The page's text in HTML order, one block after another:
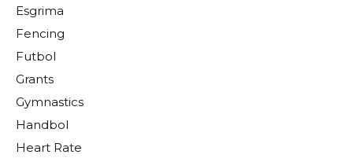
Esgrima
Fencing
Futbol
Grants
Gymnastics
Handbol
Heart Rate